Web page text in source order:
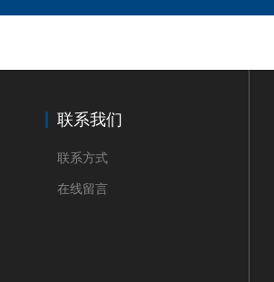
联系我们
联系方式
在线留言